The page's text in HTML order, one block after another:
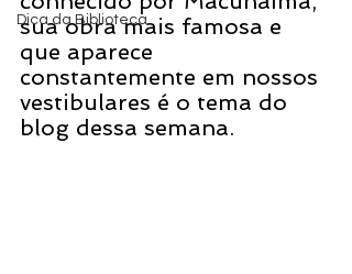
Dica da Biblioteca
sua obra mais famosa e
que aparece
constantemente em nossos
vestibulares é o tema do
blog dessa semana.